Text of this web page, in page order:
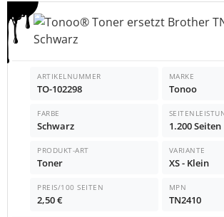
Bildergalerie überspringen
ARTIKELNUMMER
TO-102298
MARKE
Tonoo
FARBE
Schwarz 1.200 Seiten
PRODUKT-ART
Toner
VARIANTE
XS - Klein
PREIS/100 SEITEN
2,50 €
MPN
TN2410